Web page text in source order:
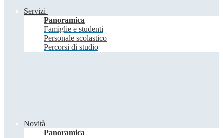
Servizi
Panoramica
Famiglie e studenti
Personale scolastico
Percorsi di studio
Novità
Panoramica